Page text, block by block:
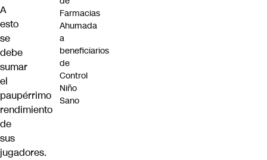
A
esto
se
debe
sumar
el
paupérrimo
rendimiento
de
sus
jugadores.
Farmacias
Ahumada
a
beneficiarios
de
Control
Niño
Sano